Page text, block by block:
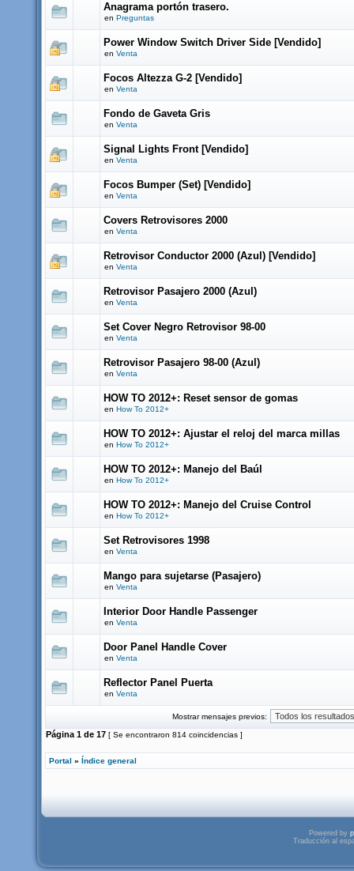
Anagrama portón trasero.
en Preguntas
Power Window Switch Driver Side [Vendido]
en Venta
Focos Altezza G-2 [Vendido]
en Venta
Fondo de Gaveta Gris
en Venta
Signal Lights Front [Vendido]
en Venta
Focos Bumper (Set) [Vendido]
en Venta
Covers Retrovisores 2000
en Venta
Retrovisor Conductor 2000 (Azul) [Vendido]
en Venta
Retrovisor Pasajero 2000 (Azul)
en Venta
Set Cover Negro Retrovisor 98-00
en Venta
Retrovisor Pasajero 98-00 (Azul)
en Venta
HOW TO 2012+: Reset sensor de gomas
en How To 2012+
HOW TO 2012+: Ajustar el reloj del marca millas
en How To 2012+
HOW TO 2012+: Manejo del Baúl
en How To 2012+
HOW TO 2012+: Manejo del Cruise Control
en How To 2012+
Set Retrovisores 1998
en Venta
Mango para sujetarse (Pasajero)
en Venta
Interior Door Handle Passenger
en Venta
Door Panel Handle Cover
en Venta
Reflector Panel Puerta
en Venta
Mostrar mensajes previos:
Página 1 de 17 [ Se encontraron 814 coincidencias ]
Portal » Índice general
Powered by
Traducción al